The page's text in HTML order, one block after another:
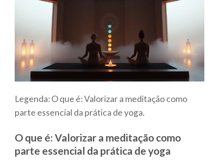
Legenda: O que é: Valorizar a meditação como
parte essencial da prática de yoga.
O que é: Valorizar a meditação como
parte essencial da prática de yoga